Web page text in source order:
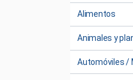
Alimentos
Animales y
Automóviles /